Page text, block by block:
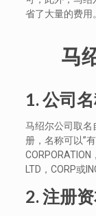
省了大量的费用。
马
1. 公司名
马绍尔公司取名
册，名称可以”
CORPORATION
LTD，CORP或
2. 注册资